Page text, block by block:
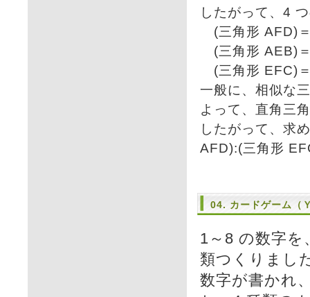
したがって、4
(三角形 AFD)
(三角形 AEB)
(三角形 EFC)
一般に、相似な
よって、直角三
したがって、求
AFD):(三角形
04. カードゲーム（
1～8 の数字を
類つくりまし
数字が書かれ